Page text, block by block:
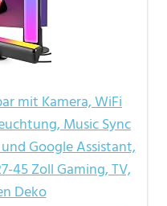
mit Kamera, WiFi
Music Sync
Google Assistant,
45 Zoll Gaming, TV,
Deko